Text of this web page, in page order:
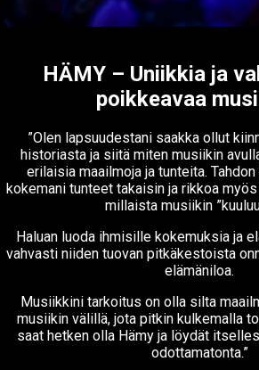
HÄMY – Uniikkia ja
poikkeavaa
”Olen lapsuudestani saakka ollut
historiasta ja siitä miten musiikin
erilaisia maailmoja ja tunteita.
kokemani tunteet takaisin ja rikkoa
millaista musiikin
Haluan luoda ihmisille kokemuksia ja
vahvasti niiden tuovan pitkäkestoista
elämäniloa.
Musiikkini tarkoitus on olla silta
musiikin välillä, jota pitkin kulkemalla
saat hetken olla Hämy ja löydät
odottamatonta.”